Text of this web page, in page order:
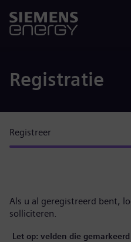
Registratie
Registreer
Als u al geregistreerd bent,
solliciteren.
Let op: velden die